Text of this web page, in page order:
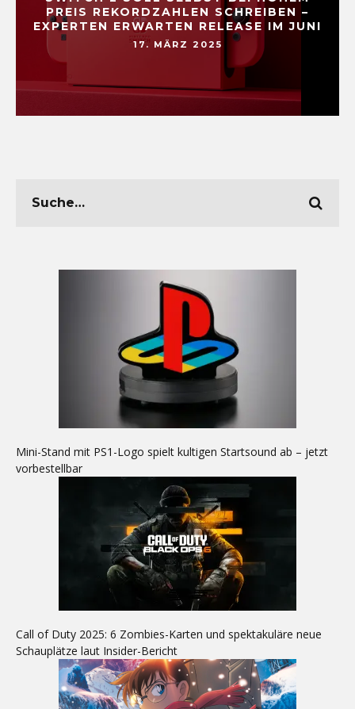
PREIS REKORDZAHLEN SCHREIBEN –
EXPERTEN ERWARTEN RELEASE IM JUNI
17. MÄRZ 2025
Mini-Stand mit PS1-Logo spielt kultigen Startsound ab – jetzt
vorbestellbar
Call of Duty 2025: 6 Zombies-Karten und spektakuläre neue
Schauplätze laut Insider-Bericht